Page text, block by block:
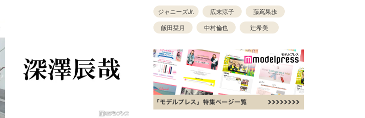
ジャニーズJr. 広末涼子
藤嶌果歩
飯田栞月
中村倫也 辻希美